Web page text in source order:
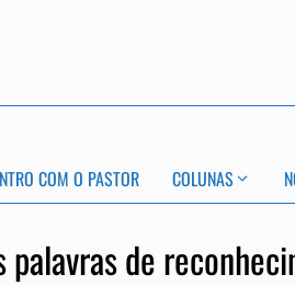
COM O PASTOR COLUNAS
palavras de